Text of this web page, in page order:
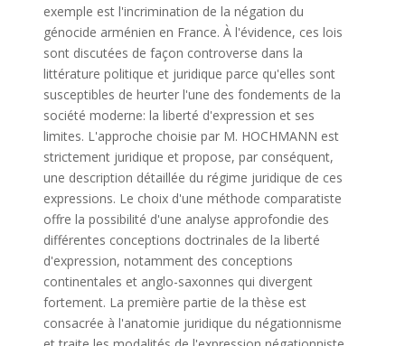
exemple est l'incrimination de la négation du
génocide arménien en France. À l'évidence, ces lois
sont discutées de façon controverse dans la
littérature politique et juridique parce qu'elles sont
susceptibles de heurter l'une des fondements de la
société moderne: la liberté d'expression et ses
limites. L'approche choisie par M. HOCHMANN est
strictement juridique et propose, par conséquent,
une description détaillée du régime juridique de ces
expressions. Le choix d'une méthode comparatiste
offre la possibilité d'une analyse approfondie des
différentes conceptions doctrinales de la liberté
d'expression, notamment des conceptions
continentales et anglo-saxonnes qui divergent
fortement. La première partie de la thèse est
consacrée à l'anatomie juridique du négationnisme